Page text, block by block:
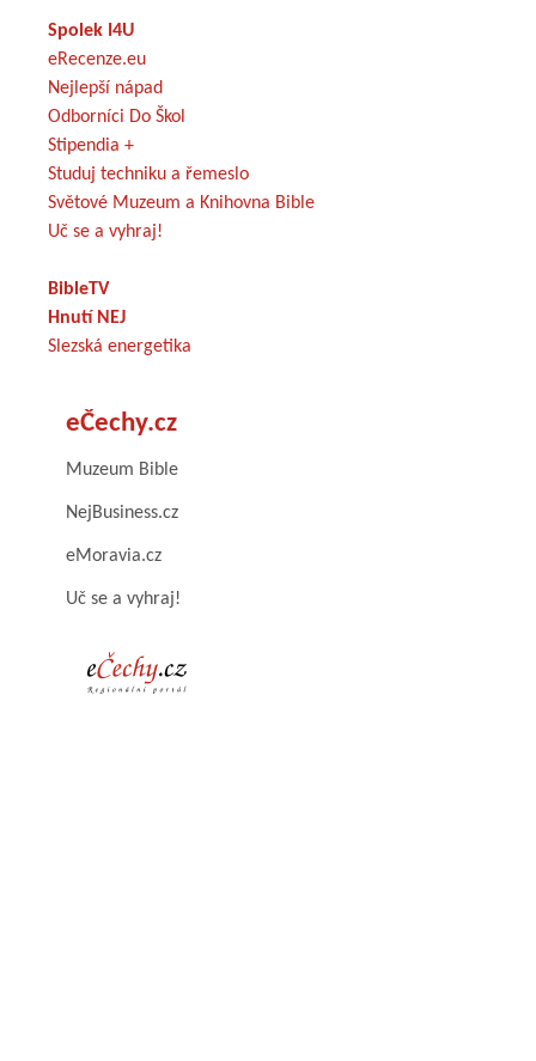
Spolek I4U
eRecenze.eu
Nejlepší nápad
Odborníci Do Škol
Stipendia +
Studuj techniku a řemeslo
Světové Muzeum a Knihovna Bible
Uč se a vyhraj!
BibleTV
Hnutí NEJ
Slezská energetika
eČechy.cz
Muzeum Bible
NejBusiness.cz
eMoravia.cz
Uč se a vyhraj!